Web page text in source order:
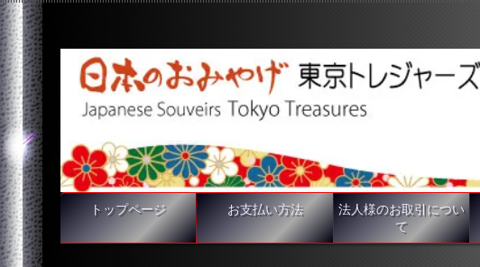
トップページ お支払い方法
法人様のお取引につい
て